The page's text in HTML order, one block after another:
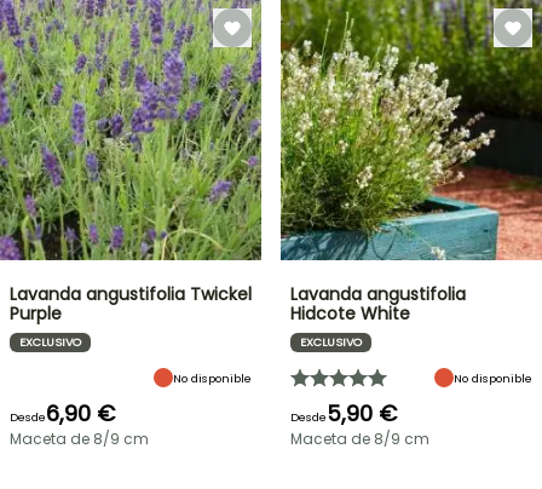
Lavanda angustifolia Twickel
Purple
EXCLUSIVO
No disponible
Desde6,90 €
Maceta de 8/9 cm
Lavanda angustifolia
Hidcote White
EXCLUSIVO
No disponible
Desde5,90 €
Maceta de 8/9 cm